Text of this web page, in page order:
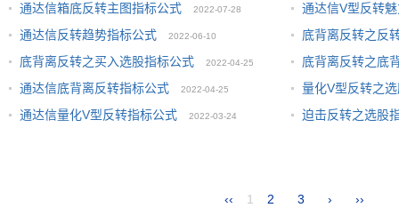
通达信箱底反转主图指标公式
2022-07-28
通达信V型反转
通达信反转趋势指标公式
2022-06-10
底背离反转之反
底背离反转之买入选股指标公式
2022-04-25
底背离反转之底
通达信底背离反转指标公式
2022-04-25
量化V型反转之
通达信量化V型反转指标公式
2022-03-24 迫击反转之选股
‹‹ 1 2 3 › ››